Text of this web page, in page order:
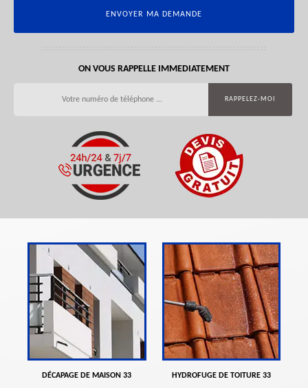
ON VOUS RAPPELLE IMMEDIATEMENT
DÉCAPAGE DE MAISON 33 HYDROFUGE DE TOITURE 33